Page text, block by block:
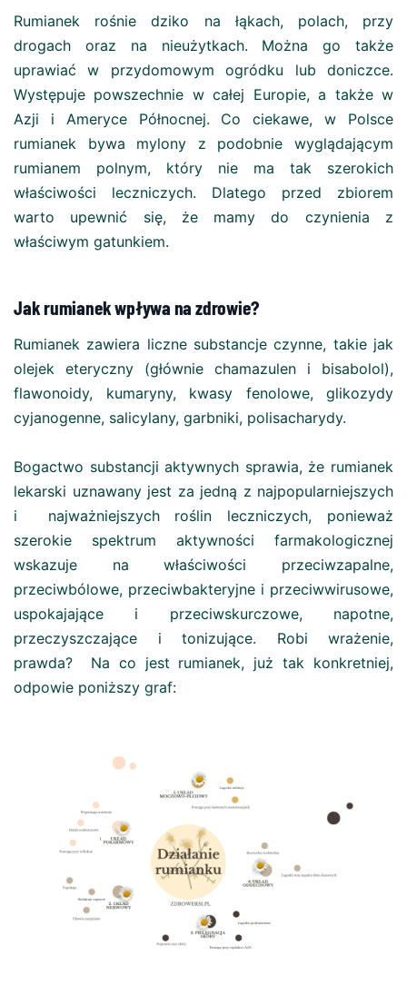
Rumianek rośnie dziko na łąkach, polach, przy
drogach oraz na nieużytkach. Można go także
uprawiać w przydomowym ogródku lub doniczce.
Występuje powszechnie w całej Europie, a także w
Azji i Ameryce Północnej. Co ciekawe, w Polsce
rumianek bywa mylony z podobnie wyglądającym
rumianem polnym, który nie ma tak szerokich
właściwości leczniczych. Dlatego przed zbiorem
warto upewnić się, że mamy do czynienia z
właściwym gatunkiem.
Jak rumianek wpływa na zdrowie?
Rumianek zawiera liczne substancje czynne, takie jak
olejek eteryczny (głównie chamazulen i bisabolol),
flawonoidy, kumaryny, kwasy fenolowe, glikozydy
cyjanogenne, salicylany, garbniki, polisacharydy.
Bogactwo substancji aktywnych sprawia, że rumianek
lekarski uznawany jest za jedną z najpopularniejszych
i najważniejszych roślin leczniczych, ponieważ
szerokie spektrum aktywności farmakologicznej
wskazuje na właściwości przeciwzapalne,
przeciwbólowe, przeciwbakteryjne i przeciwwirusowe,
uspokajające i przeciwskurczowe, napotne,
przeczyszczające i tonizujące. Robi wrażenie,
prawda? Na co jest rumianek, już tak konkretniej,
odpowie poniższy graf: